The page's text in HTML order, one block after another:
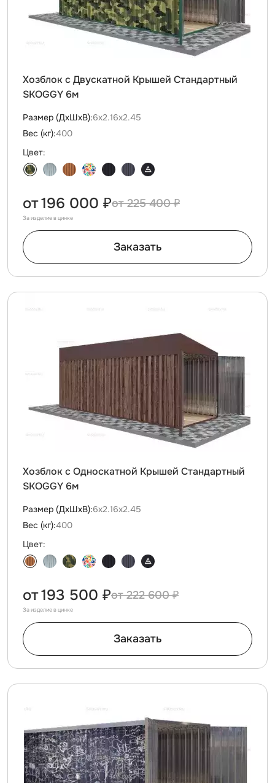
Хозблок с Двускатной Крышей Стандартный
SKOGGY 6м
Размер (ДxШxВ):6х2.16х2.45
Вес (кг):400
Цвет:
225 400 ₽
от196 000 ₽
За изделие в цинке
Заказать
Хозблок с Односкатной Крышей Стандартный
SKOGGY 6м
Размер (ДxШxВ):6х2.16х2.45
Вес (кг):400
Цвет:
222 600 ₽
от193 500 ₽
За изделие в цинке
Заказать